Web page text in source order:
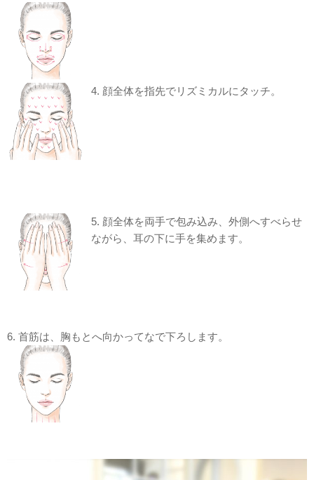
4. 顔全体を指先でリズミカルにタッチ。
5. 顔全体を両手で包み込み、外側へすべらせ
ながら、耳の下に手を集めます。
6. 首筋は、胸もとへ向かってなで下ろします。